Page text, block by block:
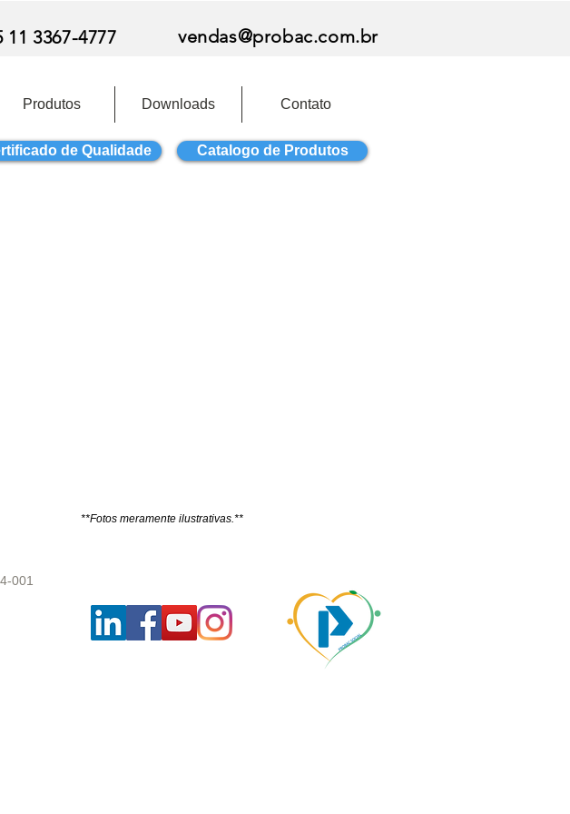
11 3367-4777 vendas@probac.com.br
Produtos Downloads Contato
de Qualidade Catalogo de Produtos
**Fotos meramente ilustrativas.**
001